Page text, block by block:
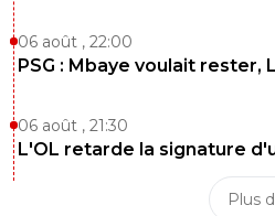
06 août , 22:00
PSG : Mbaye voulait rester,
06 août , 21:30
L'OL retarde la signature
Plus